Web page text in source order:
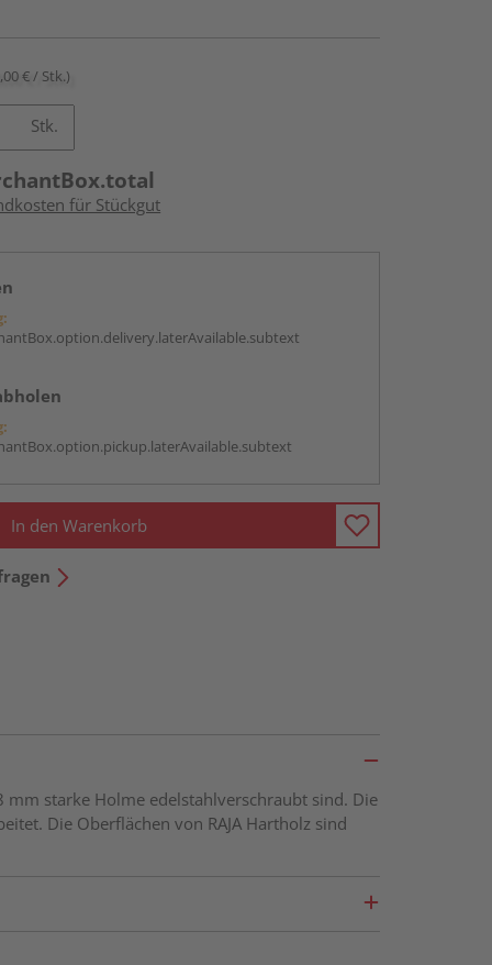
€ / Stk.)
Stk.
für Stückgut
In den Warenkorb
starke Holme edelstahlverschraubt sind. Die
Die Oberflächen von RAJA Hartholz sind